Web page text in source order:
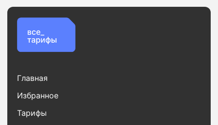
Главная
Избранное
Тарифы